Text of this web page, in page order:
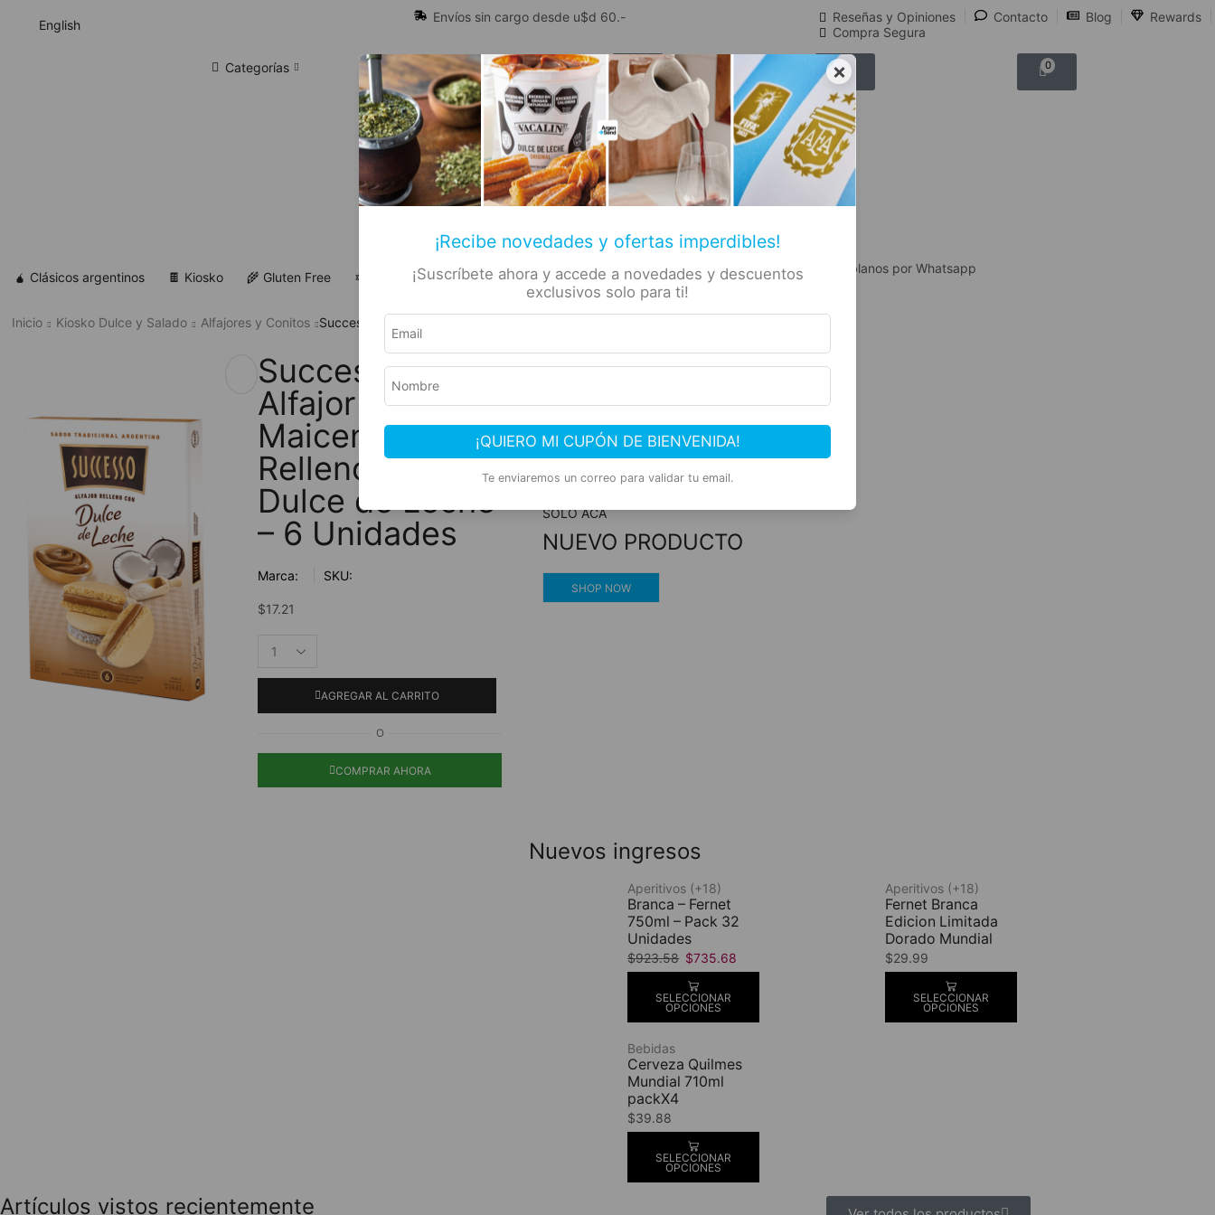
×
¡Recibe novedades y ofertas imperdibles!
¡Suscríbete ahora y accede a novedades y descuentos
exclusivos solo para ti!
¡QUIERO MI CUPÓN DE BIENVENIDA!
Te enviaremos un correo para validar tu email.
English
Envíos sin cargo desde u$d 60.- Reseñas y Opiniones Contacto Blog
Rewards
Compra Segura
Categorías 🔥 Alfajores y Golosinas 0 0
🧉 Clásicos argentinos 🍫 Kiosko 🌾 Gluten Free ✡ Koshers 📚 Libros 🏷️ Todas las categorías Hablanos por Whatsapp
Inicio Kiosko Dulce y Salado Alfajores y Conitos Successo – Alfajor de Maicena Rellenos con Dulce de Leche – 6 Unidades
Successo –
Alfajor de
Maicena
Rellenos con
Dulce de Leche
– 6 Unidades
Marca: SKU:
$17.21
AGREGAR AL CARRITO
O
COMPRAR AHORA
Compra segura
Experiencia de compra garantizada
SOLO ACÁ
NUEVO PRODUCTO
SHOP NOW
Nuevos ingresos
Aperitivos (+18)
Branca – Fernet
750ml – Pack 32
Unidades
$923.58 $735.68
SELECCIONAR
OPCIONES
Aperitivos (+18)
Fernet Branca
Edicion Limitada
Dorado Mundial
$29.99
SELECCIONAR
OPCIONES
Bebidas
Cerveza Quilmes
Mundial 710ml
packX4
$39.88
SELECCIONAR
OPCIONES
Artículos vistos recientemente